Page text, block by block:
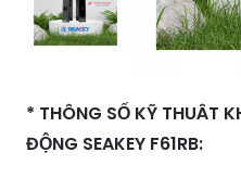
* THÔNG SỐ KỸ THUÂT
ĐỘNG SEAKEY F61RB: